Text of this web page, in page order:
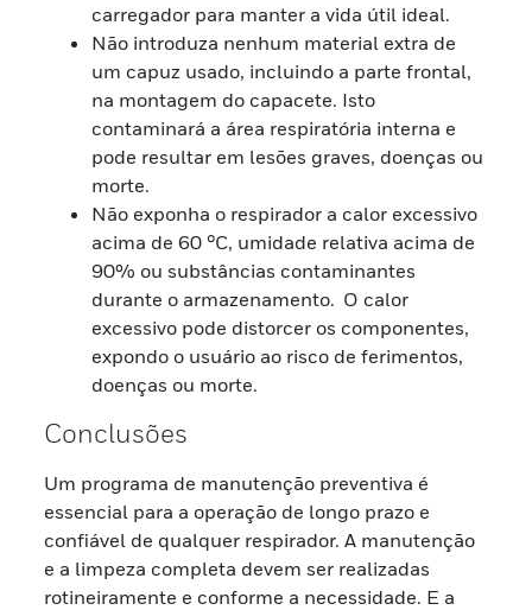
carregador para manter a vida útil ideal.
Não introduza nenhum material extra de
um capuz usado, incluindo a parte frontal,
na montagem do capacete. Isto
contaminará a área respiratória interna e
pode resultar em lesões graves, doenças ou
morte.
Não exponha o respirador a calor excessivo
acima de 60 °C, umidade relativa acima de
90% ou substâncias contaminantes
durante o armazenamento. O calor
excessivo pode distorcer os componentes,
expondo o usuário ao risco de ferimentos,
doenças ou morte.
Conclusões
Um programa de manutenção preventiva é
essencial para a operação de longo prazo e
confiável de qualquer respirador. A manutenção
e a limpeza completa devem ser realizadas
rotineiramente e conforme a necessidade. E a